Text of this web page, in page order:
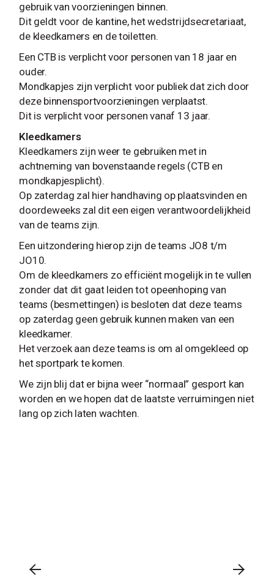
gebruik van voorzieningen binnen.
Dit geldt voor de kantine, het wedstrijdsecretariaat,
de kleedkamers en de toiletten.
Een CTB is verplicht voor personen van 18 jaar en
ouder.
Mondkapjes zijn verplicht voor publiek dat zich door
deze binnensportvoorzieningen verplaatst.
Dit is verplicht voor personen vanaf 13 jaar.
Kleedkamers
Kleedkamers zijn weer te gebruiken met in
achtneming van bovenstaande regels (CTB en
mondkapjesplicht).
Op zaterdag zal hier handhaving op plaatsvinden en
doordeweeks zal dit een eigen verantwoordelijkheid
van de teams zijn.
Een uitzondering hierop zijn de teams JO8 t/m
JO10.
Om de kleedkamers zo efficiënt mogelijk in te vullen
zonder dat dit gaat leiden tot opeenhoping van
teams (besmettingen) is besloten dat deze teams
op zaterdag geen gebruik kunnen maken van een
kleedkamer.
Het verzoek aan deze teams is om al omgekleed op
het sportpark te komen.
We zijn blij dat er bijna weer “normaal” gesport kan
worden en we hopen dat de laatste verruimingen niet
lang op zich laten wachten.